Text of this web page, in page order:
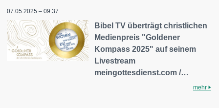
07.05.2025 – 09:37
Bibel TV überträgt christlichen
Medienpreis "Goldener
Kompass 2025" auf seinem
Livestream
meingottesdienst.com /…
mehr